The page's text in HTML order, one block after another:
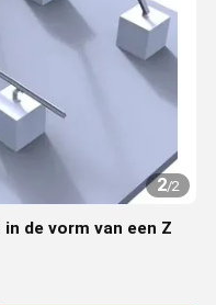
2/2
de vorm van een Z